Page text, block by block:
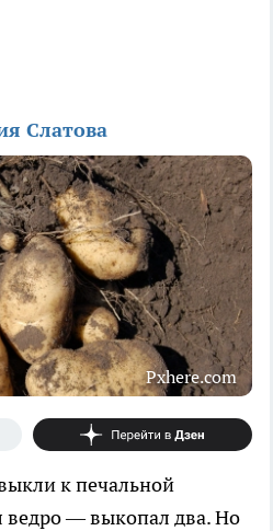
Слатова
Pxhere.com
к печальной
ведро — выкопал два. Но